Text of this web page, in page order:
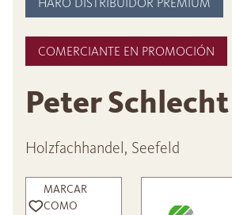
COMERCIANTE EN PROMOCIÓN
Peter
Holzfachhandel, Seefeld
MARCAR
COMO